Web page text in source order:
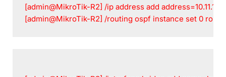
[admin@MikroTik-R2] /ip address add
[admin@MikroTik-R2] /routing ospf instance set 0